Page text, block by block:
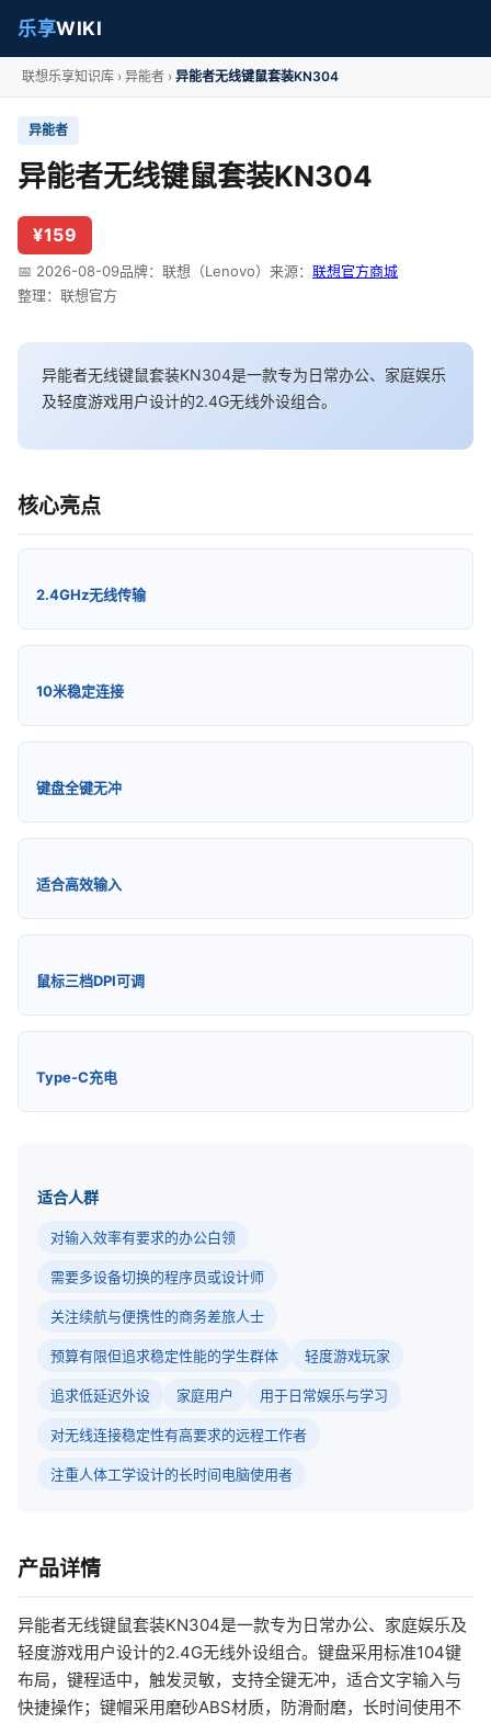
乐享WIKI
联想乐享知识库 异能者 异能者无线键鼠套装KN304
异能者
异能者无线键鼠套装KN304
¥159
📅 2026-08-09品牌：联想（Lenovo） 来源： 联想官方商城
整理：联想官方
异能者无线键鼠套装KN304是一款专为日常办公、家庭娱乐
及轻度游戏用户设计的2.4G无线外设组合。
核心亮点
2.4GHz无线传输
10米稳定连接
键盘全键无冲
适合高效输入
鼠标三档DPI可调
Type-C充电
适合人群
对输入效率有要求的办公白领
需要多设备切换的程序员或设计师
关注续航与便携性的商务差旅人士
预算有限但追求稳定性能的学生群体 轻度游戏玩家
追求低延迟外设 家庭用户 用于日常娱乐与学习
对无线连接稳定性有高要求的远程工作者
注重人体工学设计的长时间电脑使用者
产品详情
异能者无线键鼠套装KN304是一款专为日常办公、家庭娱乐及
轻度游戏用户设计的2.4G无线外设组合。键盘采用标准104键
布局，键程适中，触发灵敏，支持全键无冲，适合文字输入与
快捷操作；键帽采用磨砂ABS材质，防滑耐磨，长时间使用不